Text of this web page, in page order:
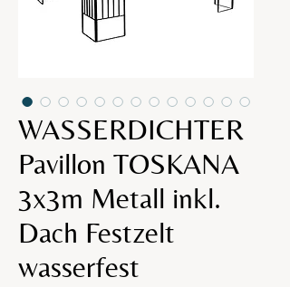
WASSERDICHTER
Pavillon TOSKANA
3x3m Metall inkl.
Dach Festzelt
wasserfest